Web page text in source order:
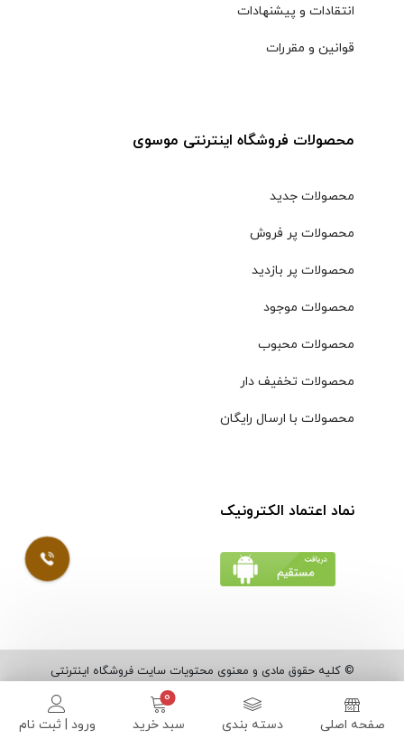
صفحه اصلی دسته بندی سبد خرید ورود | ثبت نام
انتقادات و پیشنهادات
قوانین و مقررات
محصولات فروشگاه اینترنتی موسوی
محصولات جدید
محصولات پر فروش
محصولات پر بازدید
محصولات موجود
محصولات محبوب
محصولات تخفیف دار
محصولات با ارسال رایگان
نماد اعتماد الکترونیک
© کلیه حقوق مادی و معنوی محتویات سایت فروشگاه اینترنتی
طراحی شده توسط ایلیاسیستم